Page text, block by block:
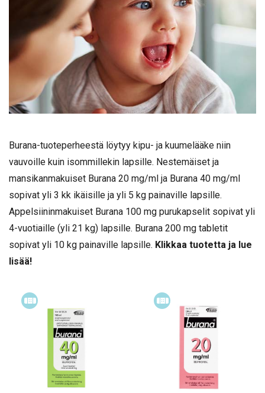
Burana-tuoteperheestä löytyy kipu- ja kuumelääke niin
vauvoille kuin isommillekin lapsille. Nestemäiset ja
mansikanmakuiset Burana 20 mg/ml ja Burana 40 mg/ml
sopivat yli 3 kk ikäisille ja yli 5 kg painaville lapsille.
Appelsiininmakuiset Burana 100 mg purukapselit sopivat yli
4-vuotiaille (yli 21 kg) lapsille. Burana 200 mg tabletit
sopivat yli 10 kg painaville lapsille. Klikkaa tuotetta ja lue
lisää!